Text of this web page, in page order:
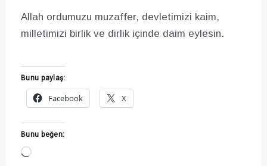
Allah ordumuzu muzaffer, devletimizi kaim,
milletimizi birlik ve dirlik içinde daim eylesin.
Bunu paylaş:
Facebook
X
Bunu beğen:
Yükleniyor...